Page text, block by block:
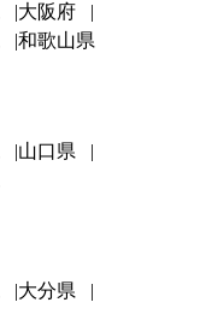
大阪府
和歌山県
山口県
大分県